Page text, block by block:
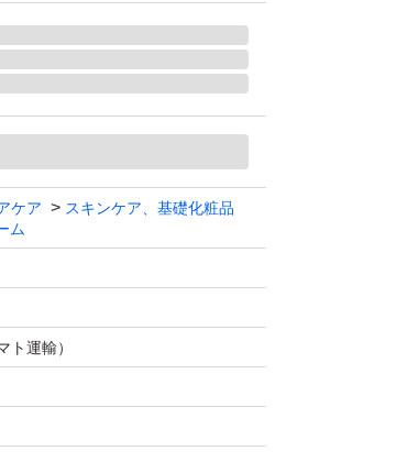
ケア
スキンケア、基礎化粧品
ム
ト運輸）